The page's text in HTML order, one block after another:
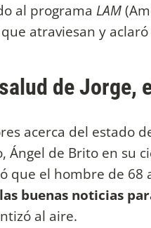
al programa LAM
atraviesan y
de Jorge,
acerca del estado
Ángel de Brito en su
que el hombre de
buenas noticias
al aire.